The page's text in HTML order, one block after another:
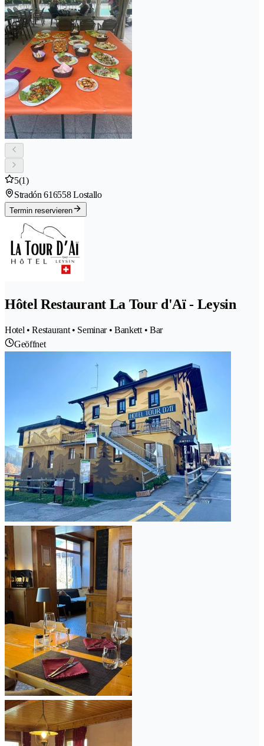
5(1)
Stradón 616558 Lostallo
Termin reservieren
Hôtel Restaurant La Tour d'Aï - Leysin
Hotel • Restaurant • Seminar • Bankett • Bar
Geöffnet